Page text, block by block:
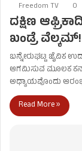
Freedom TV 0
ದಕ್ಷಿಣ
ಖಂಡ್ರೆ ವೆಲ್ಕಮ್!
ಬನ್ನೇರುಘಟ್ಟ ಜೈವಿಕ
ಆಗಮಿಸುವ ಮೂಲಕ
ಅಧ್ಯಾಯವೊಂದು
Read More »